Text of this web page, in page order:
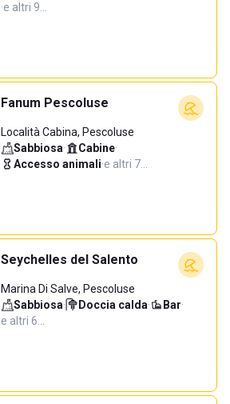
·e altri 9…
Fanum Pescoluse
Località Cabina, Pescoluse
Sabbiosa· Cabine·
Accesso animali·e altri 7…
Seychelles del Salento
Marina Di Salve, Pescoluse
Sabbiosa· Doccia calda· Bar·
e altri 6…